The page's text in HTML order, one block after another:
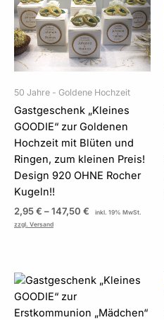
50 Jahre - Goldene Hochzeit
Gastgeschenk „Kleines
GOODIE“ zur Goldenen
Hochzeit mit Blüten und
Ringen, zum kleinen Preis!
Design 920 OHNE Rocher
Kugeln!!
2,95€ –147,50 €
inkl. 19% MwSt.
zzgl. Versand
Preisspanne:
2,95 €
147,50 €